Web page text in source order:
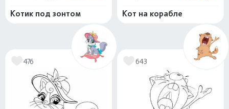
Котик под зонтом Кот на корабле
476 643